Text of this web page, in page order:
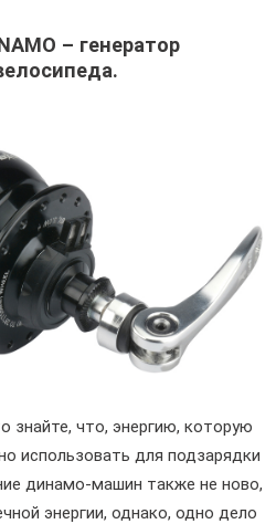
– генератор
знайте, что, энергию, которую
использовать для подзарядки
динамо-машин также не ново,
энергии, однако, одно дело